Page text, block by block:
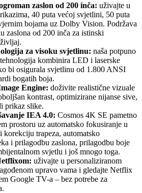
zaslon od 200 inča: uživajte u
40 puta većoj svjetlini, 50 puta
bojama uz Dolby Vision. Podržava
zaslona od 200 inča za istinski
za visoku svjetlinu: naša potpuno
kombinira LED i laserske
bi osigurala svjetlinu od 1.800 ANSI
bogatih boja.
Engine: doživite realistične vizuale
kontrast, optimizirane nijanse sive,
prikaz slike.
IEA 4.0: Cosmos 4K SE pametno
prostoru uz automatsko fokusiranje u
korekciju trapeza, automatsko
i prilagodbu zaslona, prilagodbu boje
svjetlu i još mnogo toga.
uživajte u personaliziranom
upravo vama i gledajte Netflix
Google TV-a – bez potrebe za